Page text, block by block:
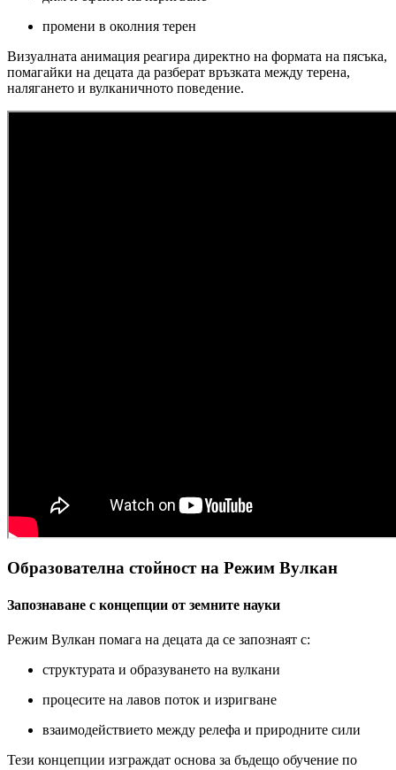
промени в околния терен
Визуалната анимация реагира директно на формата на пясъка,
помагайки на децата да разберат връзката между терена,
налягането и вулканичното поведение.
Образователна стойност на Режим Вулкан
Запознаване с концепции от земните науки
Режим Вулкан помага на децата да се запознаят с:
структурата и образуването на вулкани
процесите на лавов поток и изригване
взаимодействието между релефа и природните сили
Тези концепции изграждат основа за бъдещо обучение по